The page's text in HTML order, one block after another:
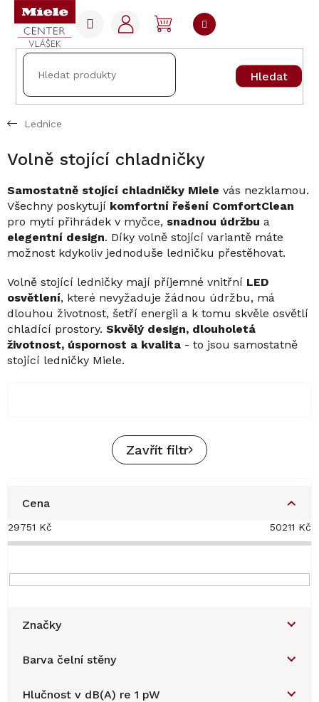
Přejít
obsah
Hledat
NÁKUPNÍ
KOŠÍK
Lednice
Volně stojící chladničky
Samostatně stojící chladničky Miele vás nezklamou.
Všechny poskytují komfortní řešení ComfortClean
pro mytí přihrádek v myčce, snadnou údržbu a
elegentní design. Díky volně stojící variantě máte
možnost kdykoliv jednoduše ledničku přestěhovat.
Volně stojící ledničky mají příjemné vnitřní LED
osvětlení, které nevyžaduje žádnou údržbu, má
dlouhou životnost, šetří energii a k tomu skvěle osvětlí
chladící prostory. Skvělý design, dlouholetá
životnost, úspornost a kvalita - to jsou samostatně
stojící ledničky Miele.
Zavřít filtr
Cena
29751 Kč 50211 Kč
Značky
Barva čelní stěny
Hlučnost v dB(A) re 1 pW